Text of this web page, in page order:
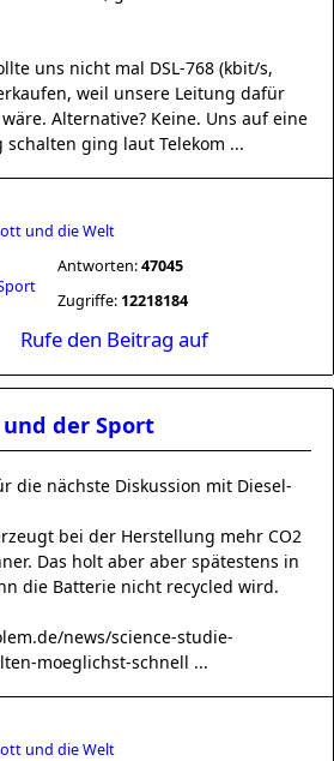
uns nicht mal DSL-768 (kbit/s,
weil unsere Leitung dafür
Alternative? Keine. Uns auf eine
schalten ging laut Telekom ...
und die Welt
Antworten:47045
Zugriffe: 12218184
Rufe den Beitrag auf
und der Sport
die nächste Diskussion mit Diesel-
bei der Herstellung mehr CO2
Das holt aber aber spätestens in
die Batterie nicht recycled wird.
news/science-studie-
moeglichst-schnell ...
und die Welt